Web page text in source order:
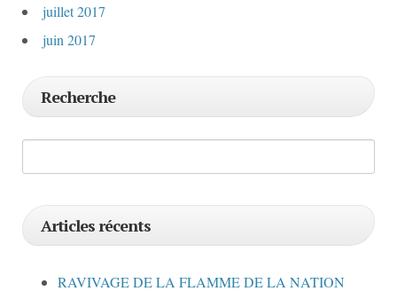
juillet 2017
juin 2017
Recherche
Articles récents
RAVIVAGE DE LA FLAMME DE LA NATION